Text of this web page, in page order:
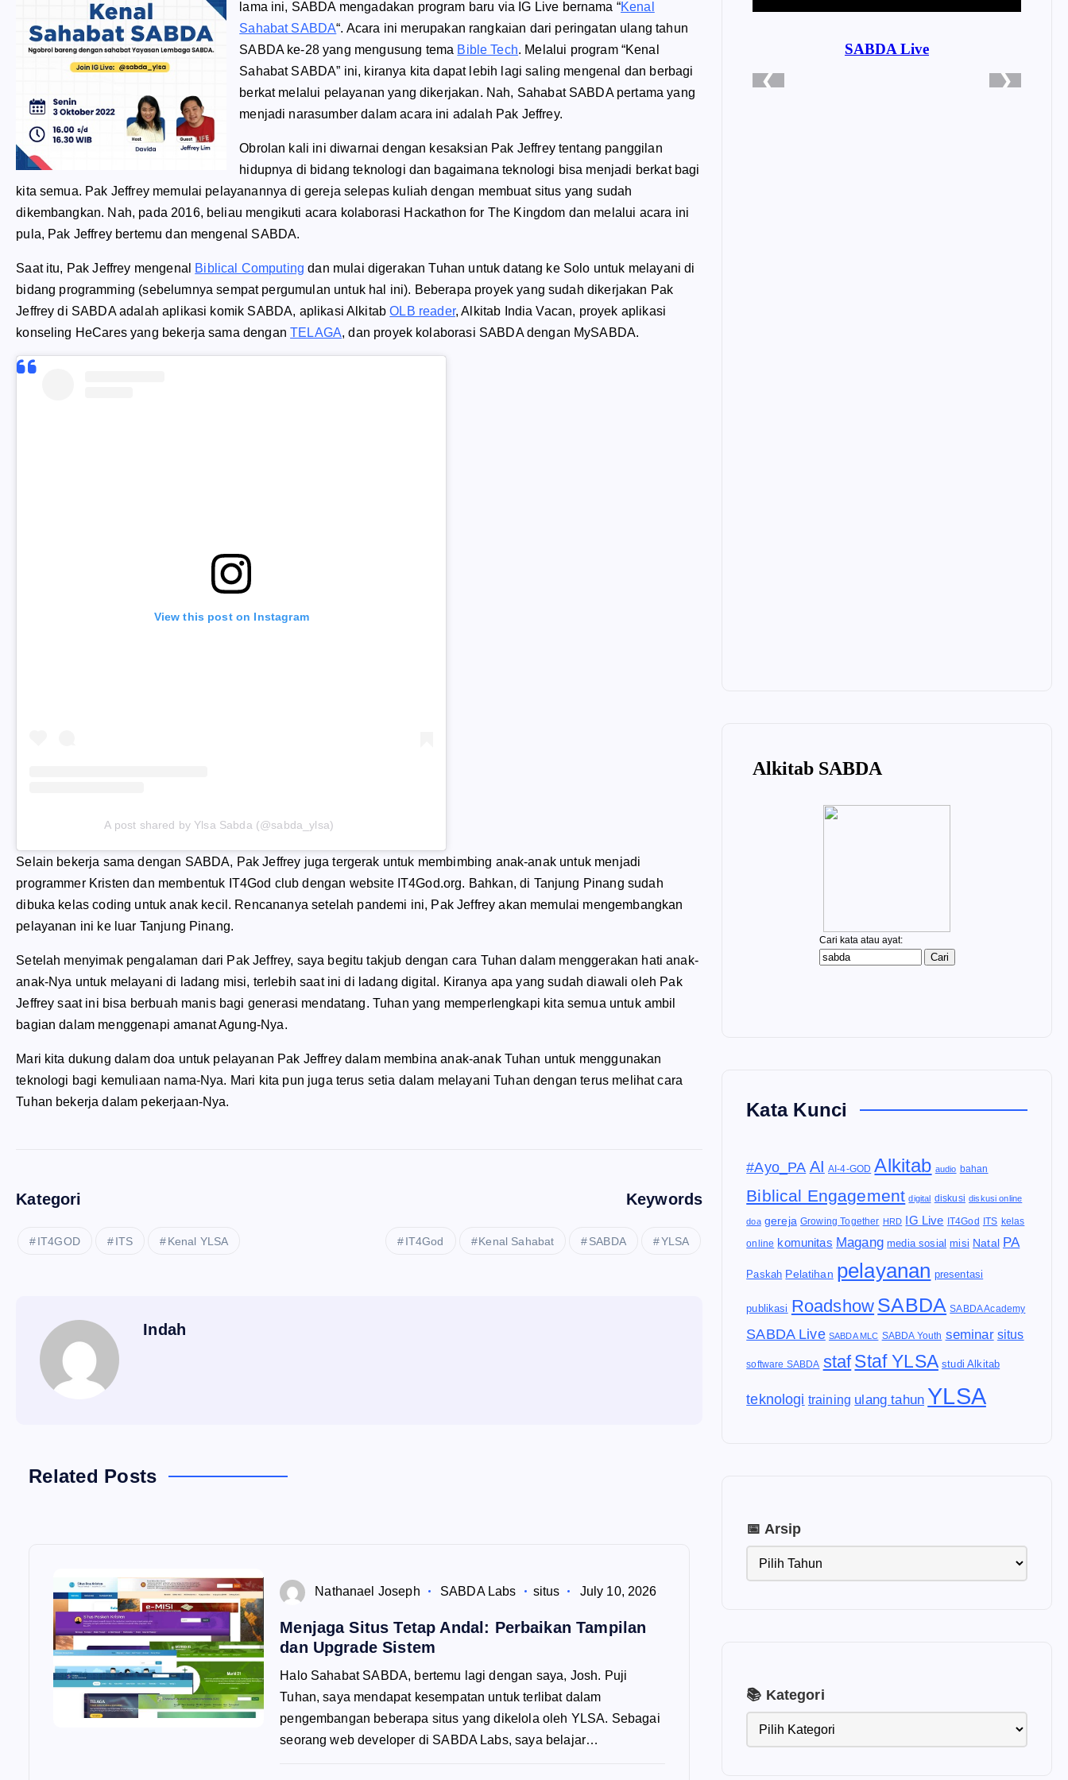
lama ini, SABDA mengadakan program baru via IG Live bernama “Kenal
Sahabat SABDA“. Acara ini merupakan rangkaian dari peringatan ulang tahun
SABDA ke-28 yang mengusung tema Bible Tech. Melalui program “Kenal
Sahabat SABDA” ini, kiranya kita dapat lebih lagi saling mengenal dan berbagi
berkat melalui pelayanan yang dikerjakan. Nah, Sahabat SABDA pertama yang
menjadi narasumber dalam acara ini adalah Pak Jeffrey.
Obrolan kali ini diwarnai dengan kesaksian Pak Jeffrey tentang panggilan
hidupnya di bidang teknologi dan bagaimana teknologi bisa menjadi berkat bagi
kita semua. Pak Jeffrey memulai pelayanannya di gereja selepas kuliah dengan membuat situs yang sudah
dikembangkan. Nah, pada 2016, beliau mengikuti acara kolaborasi Hackathon for The Kingdom dan melalui acara ini
pula, Pak Jeffrey bertemu dan mengenal SABDA.
Saat itu, Pak Jeffrey mengenal Biblical Computing dan mulai digerakan Tuhan untuk datang ke Solo untuk melayani di
bidang programming (sebelumnya sempat pergumulan untuk hal ini). Beberapa proyek yang sudah dikerjakan Pak
Jeffrey di SABDA adalah aplikasi komik SABDA, aplikasi AlkitabOLB reader, Alkitab India Vacan, proyek aplikasi
konseling HeCares yang bekerja sama denganTELAGA, dan proyek kolaborasi SABDA dengan MySABDA.
View this post on Instagram
A post shared by Ylsa Sabda (@sabda_ylsa)
Selain bekerja sama dengan SABDA, Pak Jeffrey juga tergerak untuk membimbing anak-anak untuk menjadi
programmerKristen dan membentuk IT4God club dengan websiteIT4God.org. Bahkan, di Tanjung Pinang sudah
dibuka kelascoding untuk anak kecil. Rencananya setelah pandemi ini, Pak Jeffrey akan memulai mengembangkan
pelayanan ini ke luar Tanjung Pinang.
Setelah menyimak pengalaman dari Pak Jeffrey, saya begitu takjub dengan cara Tuhan dalam menggerakan hati anak-
anak-Nya untuk melayani di ladang misi, terlebih saat ini di ladang digital. Kiranya apa yang sudah diawali oleh Pak
Jeffrey saat ini bisa berbuah manis bagi generasi mendatang. Tuhan yang memperlengkapi kita semua untuk ambil
bagian dalam menggenapi amanat Agung-Nya.
Mari kita dukung dalam doa untuk pelayanan Pak Jeffrey dalam membina anak-anak Tuhan untuk menggunakan
teknologi bagi kemuliaan nama-Nya. Mari kita pun juga terus setia dalam melayani Tuhan dengan terus melihat cara
Tuhan bekerja dalam pekerjaan-Nya.
Kategori
IT4GOD ITS Kenal YLSA
Keywords
IT4God Kenal Sahabat SABDA YLSA
Indah
Related Posts
Nathanael Joseph SABDA Labs situs July 10, 2026
Menjaga Situs Tetap Andal: Perbaikan Tampilan
dan Upgrade Sistem
Halo Sahabat SABDA, bertemu lagi dengan saya, Josh. Puji
Tuhan, saya mendapat kesempatan untuk terlibat dalam
pengembangan beberapa situs yang dikelola oleh YLSA. Sebagai
seorang web developer di SABDA Labs, saya belajar…
Kata Kunci
#Ayo_PA AI AI-4-GOD Alkitab audio bahan
Biblical Engagement digital diskusi diskusi online
doa gereja Growing Together HRD IG Live IT4God ITS kelas
online komunitas Magang media sosial misi Natal PA
Paskah Pelatihan pelayanan presentasi
publikasi Roadshow SABDA SABDA Academy
SABDA Live SABDA MLC SABDA Youth seminar situs
software SABDA stafStaf YLSA studi Alkitab
teknologi training ulang tahun YLSA
📅 Arsip
📚 Kategori